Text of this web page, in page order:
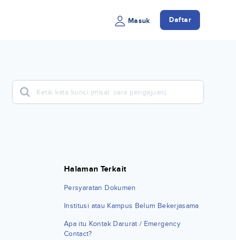
Masuk Daftar
Halaman Terkait
Persyaratan Dokumen
Institusi atau Kampus Belum Bekerjasama
Apa itu Kontak Darurat / Emergency
Contact?